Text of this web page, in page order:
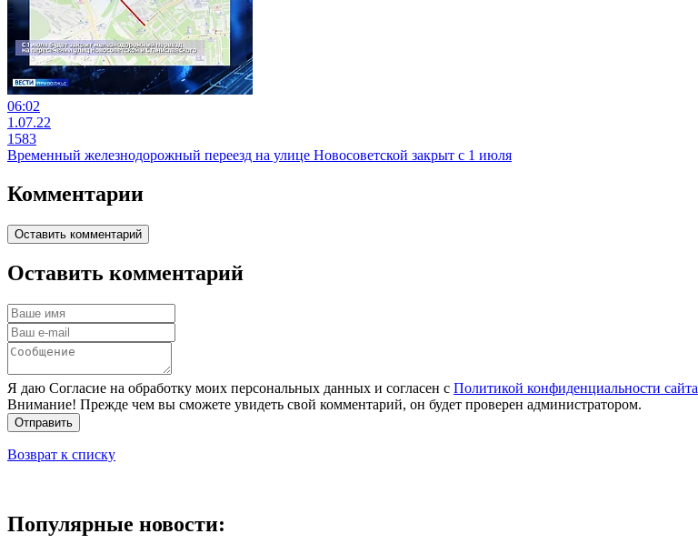
06:02
1.07.22
1583
Временный железнодорожный переезд на улице Новосоветской закрыт с 1 июля
Комментарии
Оставить комментарий
Оставить комментарий
Я даю Согласие на обработку моих персональных данных и согласен с Политикой конфиденциальности сайта
Внимание! Прежде чем вы сможете увидеть свой комментарий, он будет проверен администратором.
Отправить
Возврат к списку
Популярные новости: